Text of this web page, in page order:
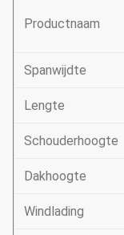
Productnaam
Spanwijdte
Lengte
Schouderhoogte
Dakhoogte
Windlading